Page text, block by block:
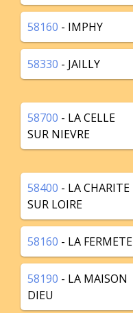
58160 - IMPHY
58330 - JAILLY
58700 - LA CELLE
SUR NIEVRE
58400 - LA CHARITE
SUR LOIRE
58160 - LA FERMETE
58190 - LA MAISON
DIEU